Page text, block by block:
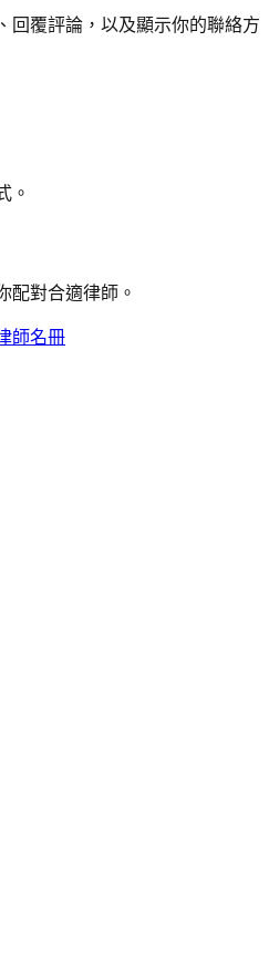
回覆評論，以及顯示你的聯絡方
。
配對合適律師。
師名冊